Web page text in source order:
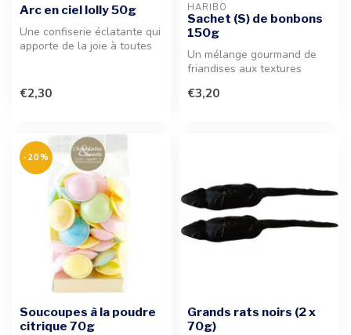
Arc en ciel lolly 50g
Une confiserie éclatante qui
apporte de la joie à toutes
€2,30
HARIBO
Sachet (S) de bonbons
150g
Un mélange gourmand de
friandises aux textures
envies d...
€3,20
-20%
Soucoupes à la poudre
citrique 70g
Grands rats noirs (2 x
70g)